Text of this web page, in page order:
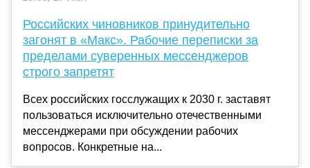
Российских чиновников принудительно
загонят в «Макс». Рабочие переписки за
пределами суверенных мессенджеров
строго запретят
Всех российских госслужащих к 2030 г. заставят
пользоваться исключительно отечественными
мессенджерами при обсуждении рабочих
вопросов. Конкретные на...